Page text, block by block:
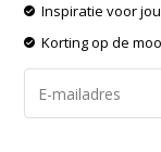
Inspiratie voor jou
Korting op de